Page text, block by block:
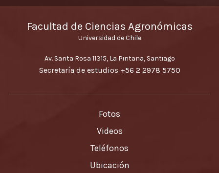
Facultad de Ciencias Agronómicas
Universidad de Chile
Av. Santa Rosa 11315, La Pintana, Santiago
Secretaría de estudios +56 2 2978 5750
Fotos
Videos
Teléfonos
Ubicación